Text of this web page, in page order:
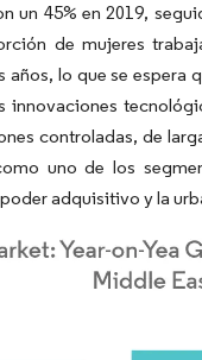
un 45% en 2019,
de mujeres
lo que se
innovaciones
controladas, de
uno de los
adquisitivo y la